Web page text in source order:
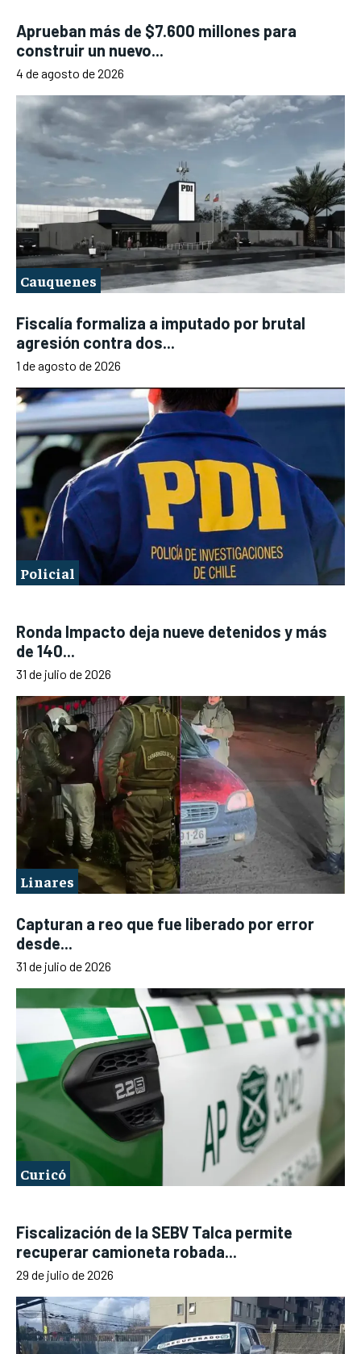
Aprueban más de $7.600 millones para
construir un nuevo...
4 de agosto de 2026
Cauquenes
Fiscalía formaliza a imputado por brutal
agresión contra dos...
1 de agosto de 2026
Policial
Ronda Impacto deja nueve detenidos y más
de 140...
31 de julio de 2026
Linares
Capturan a reo que fue liberado por error
desde...
31 de julio de 2026
Curicó
Fiscalización de la SEBV Talca permite
recuperar camioneta robada...
29 de julio de 2026